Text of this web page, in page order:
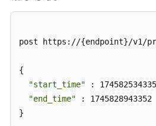
关
关
评
post https://{endpoint}/v1/
{
"start_time" :
"end_time" : 1745828943352
}